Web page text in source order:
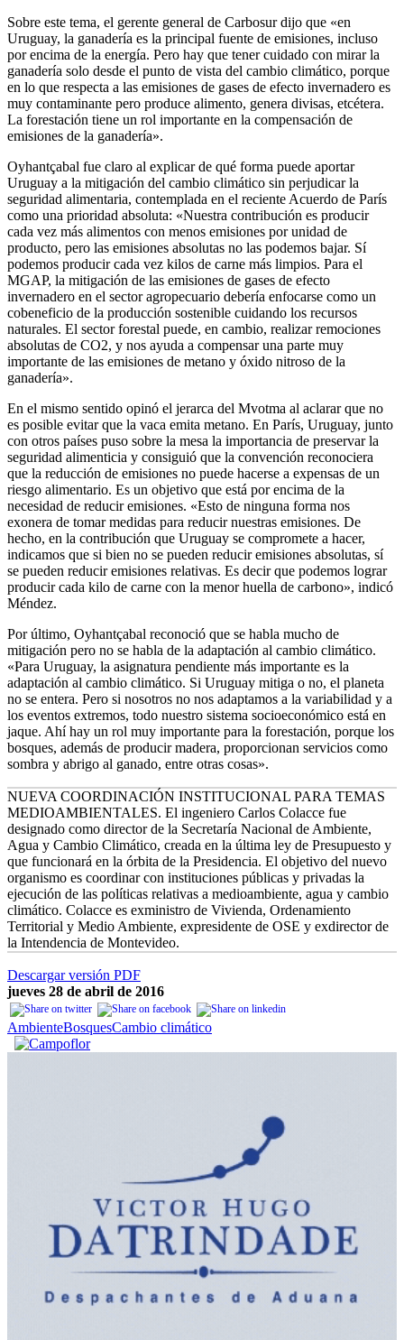
Sobre este tema, el gerente general de Carbosur dijo que «en
Uruguay, la ganadería es la principal fuente de emisiones, incluso
por encima de la energía. Pero hay que tener cuidado con mirar la
ganadería solo desde el punto de vista del cambio climático, porque
en lo que respecta a las emisiones de gases de efecto invernadero es
muy contaminante pero produce alimento, genera divisas, etcétera.
La forestación tiene un rol importante en la compensación de
emisiones de la ganadería».
Oyhantçabal fue claro al explicar de qué forma puede aportar
Uruguay a la mitigación del cambio climático sin perjudicar la
seguridad alimentaria, contemplada en el reciente Acuerdo de París
como una prioridad absoluta: «Nuestra contribución es producir
cada vez más alimentos con menos emisiones por unidad de
producto, pero las emisiones absolutas no las podemos bajar. Sí
podemos producir cada vez kilos de carne más limpios. Para el
MGAP, la mitigación de las emisiones de gases de efecto
invernadero en el sector agropecuario debería enfocarse como un
cobeneficio de la producción sostenible cuidando los recursos
naturales. El sector forestal puede, en cambio, realizar remociones
absolutas de CO2, y nos ayuda a compensar una parte muy
importante de las emisiones de metano y óxido nitroso de la
ganadería».
En el mismo sentido opinó el jerarca del Mvotma al aclarar que no
es posible evitar que la vaca emita metano. En París, Uruguay, junto
con otros países puso sobre la mesa la importancia de preservar la
seguridad alimenticia y consiguió que la convención reconociera
que la reducción de emisiones no puede hacerse a expensas de un
riesgo alimentario. Es un objetivo que está por encima de la
necesidad de reducir emisiones. «Esto de ninguna forma nos
exonera de tomar medidas para reducir nuestras emisiones. De
hecho, en la contribución que Uruguay se compromete a hacer,
indicamos que si bien no se pueden reducir emisiones absolutas, sí
se pueden reducir emisiones relativas. Es decir que podemos lograr
producir cada kilo de carne con la menor huella de carbono», indicó
Méndez.
Por último, Oyhantçabal reconoció que se habla mucho de
mitigación pero no se habla de la adaptación al cambio climático.
«Para Uruguay, la asignatura pendiente más importante es la
adaptación al cambio climático. Si Uruguay mitiga o no, el planeta
no se entera. Pero si nosotros no nos adaptamos a la variabilidad y a
los eventos extremos, todo nuestro sistema socioeconómico está en
jaque. Ahí hay un rol muy importante para la forestación, porque los
bosques, además de producir madera, proporcionan servicios como
sombra y abrigo al ganado, entre otras cosas».
NUEVA COORDINACIÓN INSTITUCIONAL PARA TEMAS
MEDIOAMBIENTALES. El ingeniero Carlos Colacce fue
designado como director de la Secretaría Nacional de Ambiente,
Agua y Cambio Climático, creada en la última ley de Presupuesto y
que funcionará en la órbita de la Presidencia. El objetivo del nuevo
organismo es coordinar con instituciones públicas y privadas la
ejecución de las políticas relativas a medioambiente, agua y cambio
climático. Colacce es exministro de Vivienda, Ordenamiento
Territorial y Medio Ambiente, expresidente de OSE y exdirector de
la Intendencia de Montevideo.
Descargar versión PDF
jueves 28 de abril de 2016
AmbienteBosquesCambio climático